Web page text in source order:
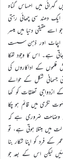
میں احساس گناہ
ایک دھند سی چھائی رہتی
حقیقی دنیا میں میسر
اچاٹ اور ذہن سست
ہے۔ اس کا وجود تھکا
فلموں کے اداکاروں کی
جسمانی شکل کے حوالے
تعلقات کو کھا
نگری میں قائم ہو چکا
وضاحت ضروری ہے کہ
میں مبتلا ہوتی ہے، تو
کے فرد کو اپنا شکار بنا
لیکن اس کے بعد جو